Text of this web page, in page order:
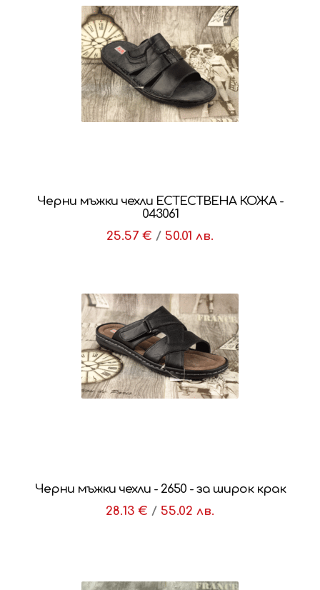
Черни мъжки чехли ЕСТЕСТВЕНА КОЖА -
043061
25.57 € / 50.01 лв.
Черни мъжки чехли - 2650 - за широк крак
28.13 € / 55.02 лв.